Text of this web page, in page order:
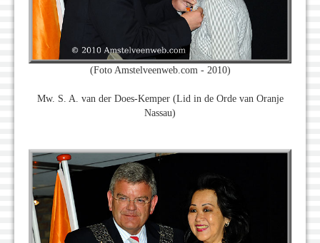
(Foto Amstelveenweb.com - 2010)
Mw. S. A. van der Does-Kemper (Lid in de Orde van Oranje
Nassau)